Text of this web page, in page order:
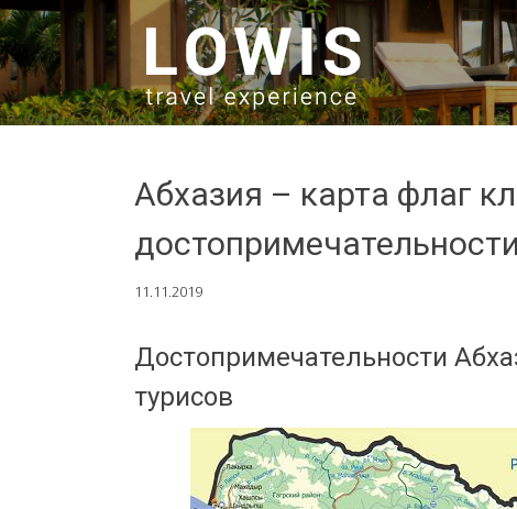
SKIP TO CONTENT
Абхазия – карта флаг
11.11.2019
Достопримечательности
турисов